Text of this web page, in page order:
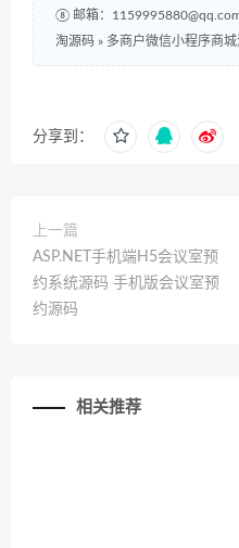
⑧ 邮箱：
淘源码 » 多商户微信小程序商
分享到：
上一篇
ASP.NET手机端H5会议室预
约系统源码 手机版会议室预
约源码
相关推荐